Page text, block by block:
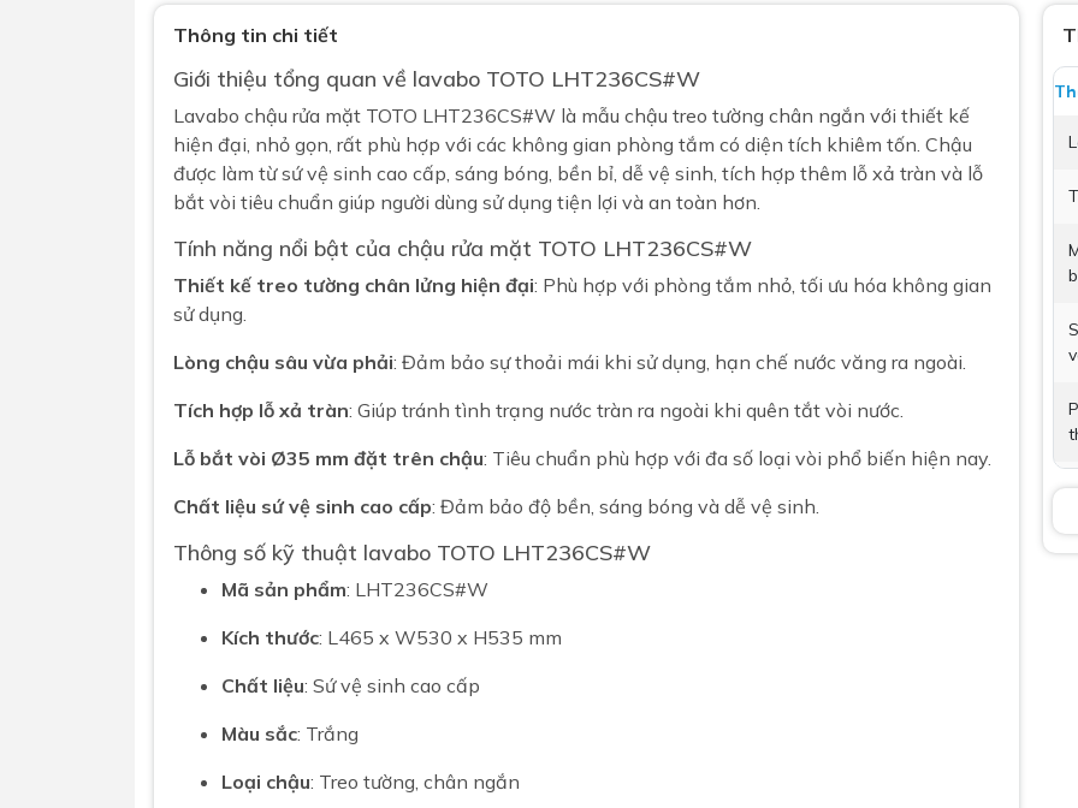
Phụ kiện nhà vệ sinh
Gương nhà vệ sinh - nhà tắm
Máy sấy tay
Nắp bồn cầu
Nắp điện tử
Combo bồn cầu nhà trọ giá rẻ
Combo thiết bị vệ sinh chính hãng
Combo Máy nước nóng năng lượng
mặt trời
Thông tin chi tiết
Giới thiệu tổng quan về lavabo TOTO LHT236CS#W
Lavabo chậu rửa mặt TOTO LHT236CS#W là mẫu chậu treo tường chân ngắn với thiết kế
hiện đại, nhỏ gọn, rất phù hợp với các không gian phòng tắm có diện tích khiêm tốn. Chậu
được làm từ sứ vệ sinh cao cấp, sáng bóng, bền bỉ, dễ vệ sinh, tích hợp thêm lỗ xả tràn và lỗ
bắt vòi tiêu chuẩn giúp người dùng sử dụng tiện lợi và an toàn hơn.
Tính năng nổi bật của chậu rửa mặt TOTO LHT236CS#W
Thiết kế treo tường chân lửng hiện đại: Phù hợp với phòng tắm nhỏ, tối ưu hóa không gian
sử dụng.
Lòng chậu sâu vừa phải: Đảm bảo sự thoải mái khi sử dụng, hạn chế nước văng ra ngoài.
Tích hợp lỗ xả tràn: Giúp tránh tình trạng nước tràn ra ngoài khi quên tắt vòi nước.
Lỗ bắt vòi Ø35 mm đặt trên chậu: Tiêu chuẩn phù hợp với đa số loại vòi phổ biến hiện nay.
Chất liệu sứ vệ sinh cao cấp: Đảm bảo độ bền, sáng bóng và dễ vệ sinh.
Thông số kỹ thuật lavabo TOTO LHT236CS#W
Mã sản phẩm: LHT236CS#W
Kích thước: L465 x W530 x H535 mm
Chất liệu: Sứ vệ sinh cao cấp
Màu sắc: Trắng
Loại chậu: Treo tường, chân ngắn